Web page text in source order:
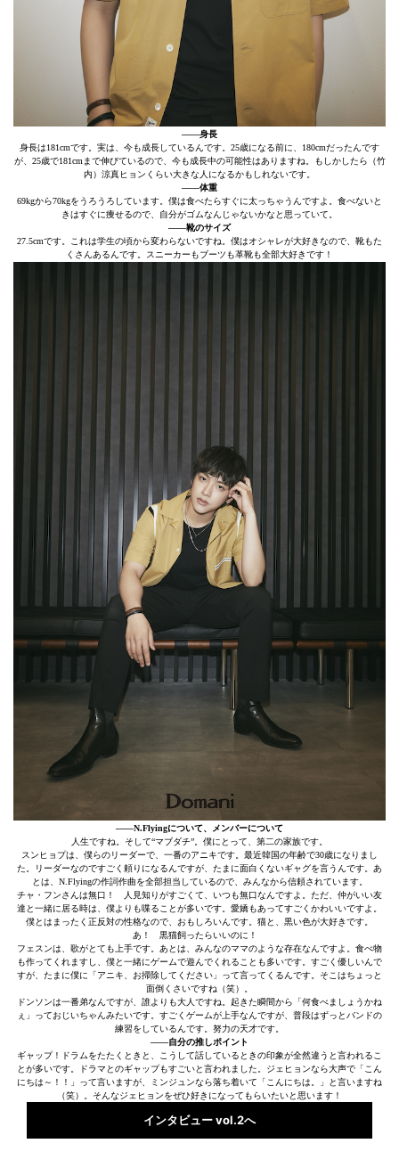
――身長
身長は181cmです。実は、今も成長しているんです。25歳になる前に、180cmだったんです
が、25歳で181cmまで伸びているので、今も成長中の可能性はありますね。もしかしたら（竹
内）涼真ヒョンくらい大きな人になるかもしれないです。
――体重
69kgから70kgをうろうろしています。僕は食べたらすぐに太っちゃうんですよ。食べないと
きはすぐに痩せるので、自分がゴムなんじゃないかなと思っていて。
――靴のサイズ
27.5cmです。これは学生の頃から変わらないですね。僕はオシャレが大好きなので、靴もた
くさんあるんです。スニーカーもブーツも革靴も全部大好きです！
――N.Flyingについて、メンバーについて
人生ですね。そして“マブダチ”。僕にとって、第二の家族です。
スンヒョプは、僕らのリーダーで、一番のアニキです。最近韓国の年齢で30歳になりまし
た。リーダーなのですごく頼りになるんですが、たまに面白くないギャグを言うんです。あ
とは、N.Flyingの作詞作曲を全部担当しているので、みんなから信頼されています。
チャ・フンさんは無口！ 人見知りがすごくて、いつも無口なんですよ。ただ、仲がいい友
達と一緒に居る時は、僕よりも喋ることが多いです。愛嬌もあってすごくかわいいですよ。
僕とはまったく正反対の性格なので、おもしろいんです。猫と、黒い色が大好きです。
あ！ 黒猫飼ったらいいのに！
フェスンは、歌がとても上手です。あとは、みんなのママのような存在なんですよ。食べ物
も作ってくれますし、僕と一緒にゲームで遊んでくれることも多いです。すごく優しいんで
すが、たまに僕に「アニキ、お掃除してください」って言ってくるんです。そこはちょっと
面倒くさいですね（笑）。
ドンソンは一番弟なんですが、誰よりも大人ですね。起きた瞬間から「何食べましょうかね
ぇ」っておじいちゃんみたいです。すごくゲームが上手なんですが、普段はずっとバンドの
練習をしているんです。努力の天才です。
――自分の推しポイント
ギャップ！ドラムをたたくときと、こうして話しているときの印象が全然違うと言われるこ
とが多いです。ドラマとのギャップもすごいと言われました。ジェヒョンなら大声で「こん
にちは～！！」って言いますが、ミンジュンなら落ち着いて「こんにちは。」と言いますね
（笑）。そんなジェヒョンをぜひ好きになってもらいたいと思います！
インタビュー vol.2へ